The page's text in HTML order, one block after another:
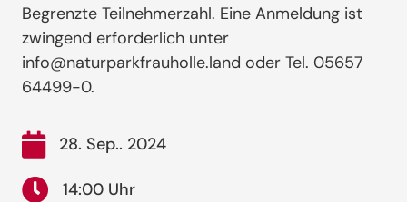
Begrenzte Teilnehmerzahl. Eine Anmeldung ist
zwingend erforderlich unter
info@naturparkfrauholle.land oder Tel. 05657
64499-0.
28. Sep.. 2024
14:00 Uhr